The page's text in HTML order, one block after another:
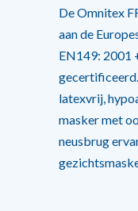
De Omnitex
aan de
EN149: 2001
latexvrij,
masker met
neusbrug